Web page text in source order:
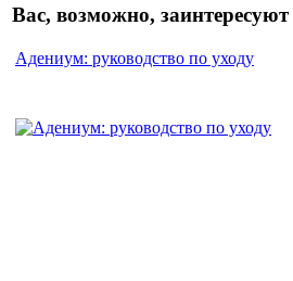
Вас, возможно,
Адениум: руководство по уходу